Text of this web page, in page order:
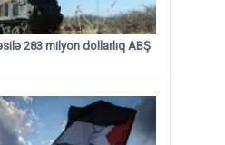
283 milyon dollarlıq ABŞ